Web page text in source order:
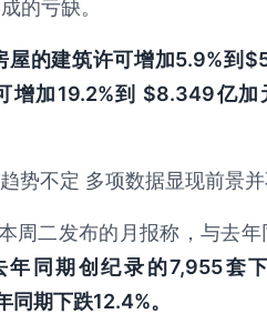
的亏缺。
屋的建筑许可增加5.9%到
增加19.2%到 $8.349亿加
周二发布的月报称，与去
年同期创纪录的7,955套
期下跌12.4%。